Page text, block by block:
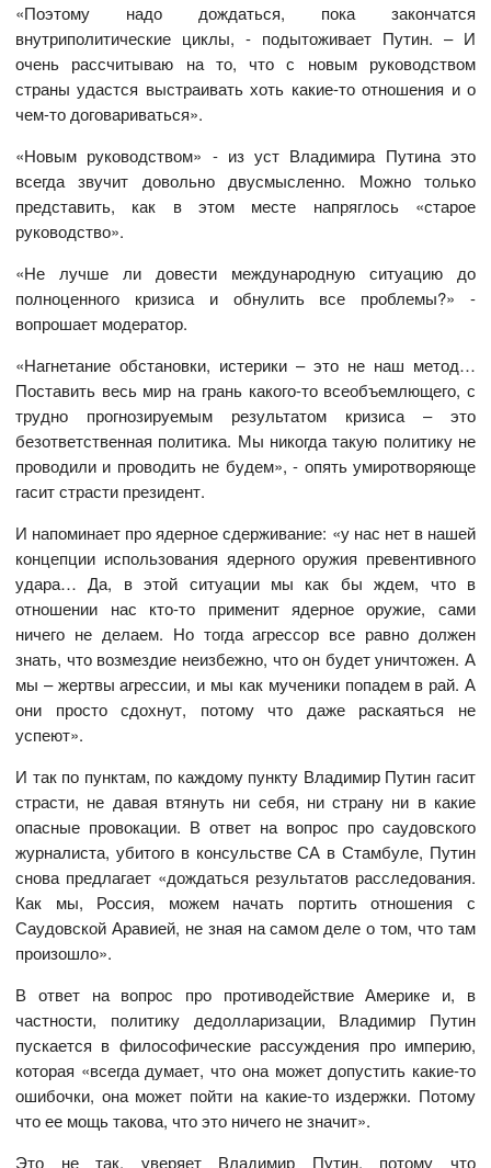
«Поэтому надо дождаться, пока закончатся
внутриполитические циклы, - подытоживает Путин. – И
очень рассчитываю на то, что с новым руководством
страны удастся выстраивать хоть какие-то отношения и о
чем-то договариваться».
«Новым руководством» - из уст Владимира Путина это
всегда звучит довольно двусмысленно. Можно только
представить, как в этом месте напряглось «старое
руководство».
«Не лучше ли довести международную ситуацию до
полноценного кризиса и обнулить все проблемы?» -
вопрошает модератор.
«Нагнетание обстановки, истерики – это не наш метод…
Поставить весь мир на грань какого-то всеобъемлющего, с
трудно прогнозируемым результатом кризиса – это
безответственная политика. Мы никогда такую политику не
проводили и проводить не будем», - опять умиротворяюще
гасит страсти президент.
И напоминает про ядерное сдерживание: «у нас нет в нашей
концепции использования ядерного оружия превентивного
удара… Да, в этой ситуации мы как бы ждем, что в
отношении нас кто-то применит ядерное оружие, сами
ничего не делаем. Но тогда агрессор все равно должен
знать, что возмездие неизбежно, что он будет уничтожен. А
мы – жертвы агрессии, и мы как мученики попадем в рай. А
они просто сдохнут, потому что даже раскаяться не
успеют».
И так по пунктам, по каждому пункту Владимир Путин гасит
страсти, не давая втянуть ни себя, ни страну ни в какие
опасные провокации. В ответ на вопрос про саудовского
журналиста, убитого в консульстве СА в Стамбуле, Путин
снова предлагает «дождаться результатов расследования.
Как мы, Россия, можем начать портить отношения с
Саудовской Аравией, не зная на самом деле о том, что там
произошло».
В ответ на вопрос про противодействие Америке и, в
частности, политику дедолларизации, Владимир Путин
пускается в философические рассуждения про империю,
которая «всегда думает, что она может допустить какие-то
ошибочки, она может пойти на какие-то издержки. Потому
что ее мощь такова, что это ничего не значит».
Это не так, уверяет Владимир Путин, потому что